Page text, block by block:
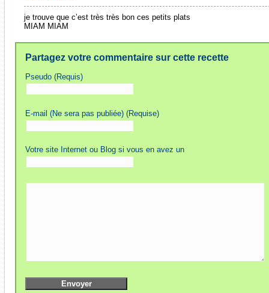
je trouve que c’est très très bon ces petits plats
MIAM MIAM
Partagez votre commentaire sur cette recette
Pseudo (Requis)
E-mail (Ne sera pas publiée) (Requise)
Votre site Internet ou Blog si vous en avez un